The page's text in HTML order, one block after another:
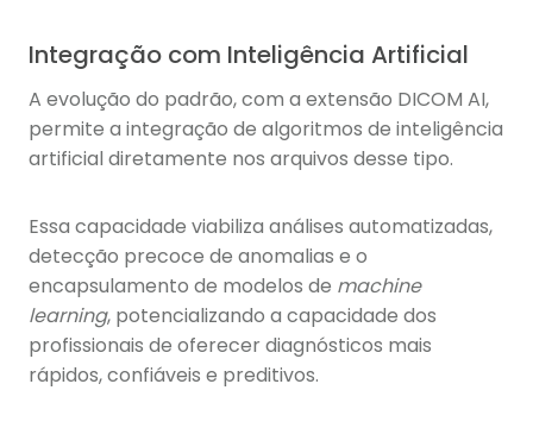
Integração com Inteligência Artificial
A evolução do padrão, com a extensão DICOM AI,
permite a integração de algoritmos de inteligência
artificial diretamente nos arquivos desse tipo.
Essa capacidade viabiliza análises automatizadas,
detecção precoce de anomalias e o
encapsulamento de modelos de machine
learning, potencializando a capacidade dos
profissionais de oferecer diagnósticos mais
rápidos, confiáveis e preditivos.